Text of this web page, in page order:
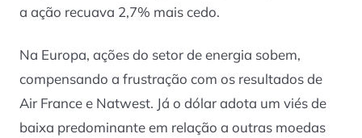
a ação recuava 2,7% mais cedo.
Na Europa, ações do setor de energia sobem,
compensando a frustração com os resultados de
Air France e Natwest. Já o dólar adota um viés de
baixa predominante em relação a outras moedas